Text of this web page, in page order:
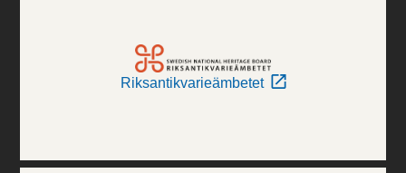
Riksantikvarieämbetet